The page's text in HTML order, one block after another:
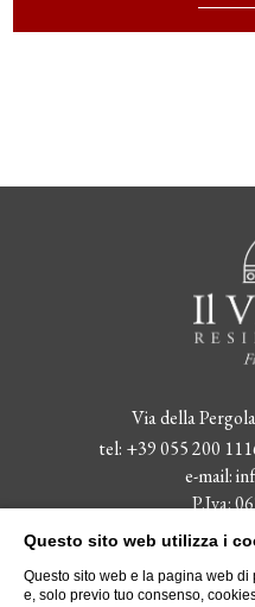
Via della
tel: +39 055 200
e-mail:
P.Iva:
CIN:
Ricevuti nel corso del 2022
Questo sito web utilizza i
Questo sito web e la pagina web
e, solo previo tuo consenso,